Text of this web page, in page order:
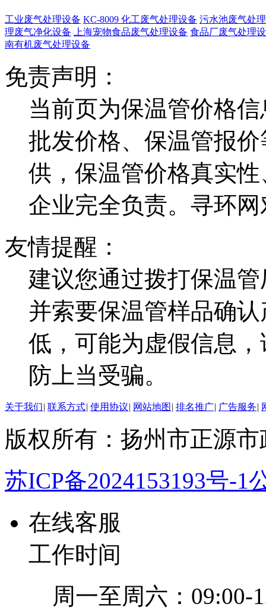
工业废气处理设备 KC-8009 化工废气处理设备 污水池废气处
理废气净化设备
上海宠物食品废气处理设备 食品厂废气处理
南有机废气处理设备
免责声明：
当前页为保温管价格
批发价格、保温管报
供，保温管价格真实
企业完全负责。寻环
友情提醒：
建议您通过拨打保温
并索要保温管样品确
低，可能为虚假信息
防上当受骗。
关于我们| 联系方式| 使用协议| 网站地图 | 排名推广| 广告服务|
版权所有：扬州市正源
苏ICP备2024153193号-1
在线客服
工作时间
周一至周六：09:00-